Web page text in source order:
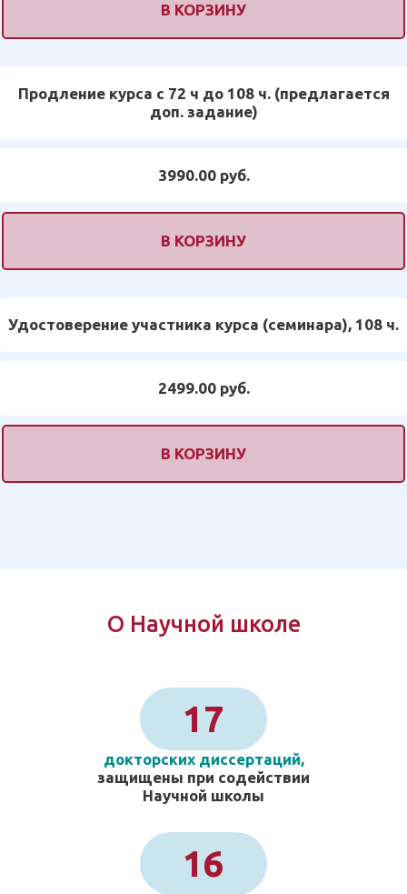
В КОРЗИНУ
Продление курса с 72 ч до 108 ч. (предлагается
доп. задание)
3990.00 руб.
В КОРЗИНУ
Удостоверение участника курса (семинара), 108 ч.
2499.00 руб.
В КОРЗИНУ
О Научной школе
17
докторских диссертаций,
защищены при содействии
Научной школы
16